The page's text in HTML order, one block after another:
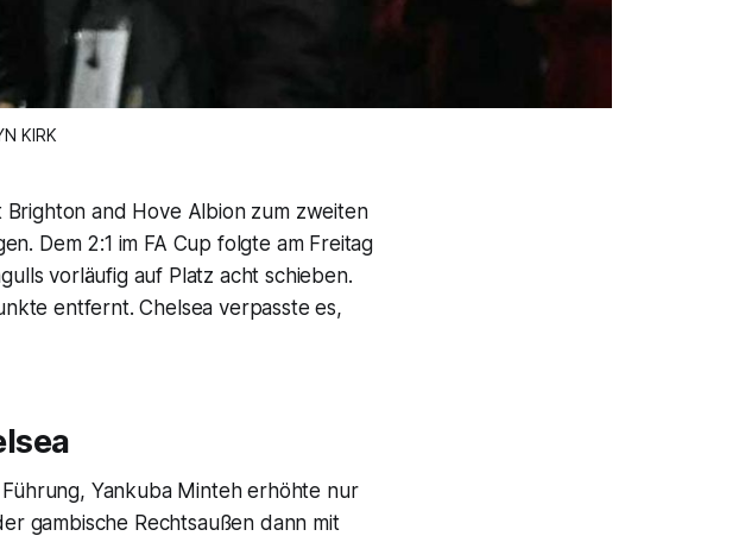
KIRK
and Hove Albion zum zweiten
Dem 2:1 im FA Cup folgte am Freitag
vorläufig auf Platz acht schieben.
entfernt. Chelsea verpasste es,
Yankuba Minteh erhöhte nur
gambische Rechtsaußen dann mit